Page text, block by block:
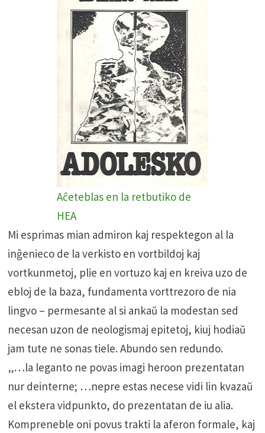
Aĉeteblas en la retbutiko de
HEA
Mi esprimas mian admiron kaj respektegon al la
inĝenieco de la verkisto en vortbildoj kaj
vortkunmetoj, plie en vortuzo kaj en kreiva uzo de
ebloj de la baza, fundamenta vorttrezoro de nia
lingvo – permesante al si ankaŭ la modestan sed
necesan uzon de neologismaj epitetoj, kiuj hodiaŭ
jam tute ne sonas tiele. Abundo sen redundo.
„…la leganto ne povas imagi heroon prezentatan
nur deinterne; …nepre estas necese vidi lin kvazaŭ
el ekstera vidpunkto, do prezentatan de iu alia.
Kompreneble oni povus trakti la aferon formale, kaj